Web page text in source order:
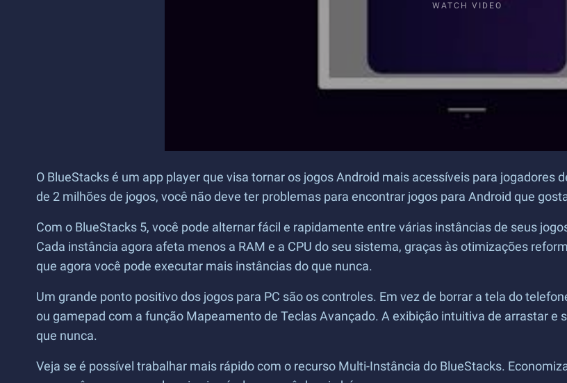
WATCH VIDEO
O BlueStacks é um app player que visa tornar os jogos Android mais acessíveis para jogadores
de 2 milhões de jogos, você não deve ter problemas para encontrar jogos para Android que
Com o BlueStacks 5, você pode alternar fácil e rapidamente entre várias instâncias de seus
Cada instância agora afeta menos a RAM e a CPU do seu sistema, graças às otimizações
que agora você pode executar mais instâncias do que nunca.
Um grande ponto positivo dos jogos para PC são os controles. Em vez de borrar a tela do
ou gamepad com a função Mapeamento de Teclas Avançado. A exibição intuitiva de arrastar
que nunca.
Veja se é possível trabalhar mais rápido com o recurso Multi-Instância do BlueStacks.